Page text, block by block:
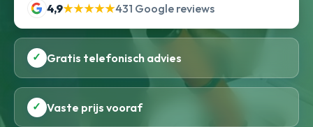
4,9★★★★★431 Google reviews
✓ Gratis telefonisch advies
✓ Vaste prijs vooraf